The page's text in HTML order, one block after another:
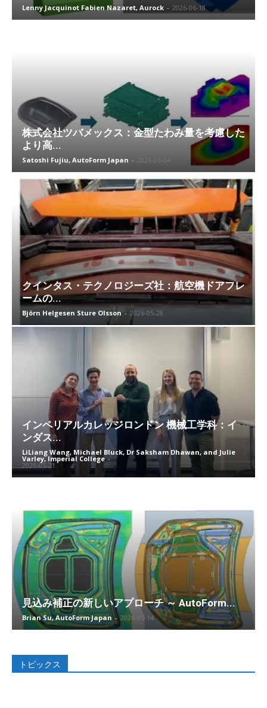
Lenny Jacquinot Fabien Nazaret, Aurock - 2026-06-18
株式会社ツバメックス：金型たわみ量を考慮した
より高...
Satoshi Fujiu, AutoForm Japan - 2026-06-04
クインタス・テクノロジーズ社：航空機ドアフレ
ームの...
Björn Helgesen Sture Olsson - 2026-05-28
インペリアルカレッジロンドン 機械工学科：イ
ンダス...
LiLiang Wang, Michael Bluck, Dr Saksham Dhawan, and Julie
Varley, Imperial College -
2026-05-21
見込み補正の新しいアプローチ ～ AutoForm...
Brian Su, AutoForm Japan - 2026-05-14
トピックス